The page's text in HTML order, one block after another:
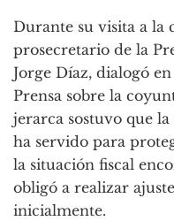
Durante su visita a la
prosecretario de la
Jorge Díaz, dialogó
Prensa sobre la
jerarca sostuvo que
ha servido para
la situación fiscal
obligó a realizar
inicialmente.